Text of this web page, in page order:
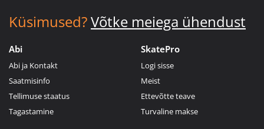
Küsimused?Võtke meiega ühendust
Abi
Abi ja Kontakt
Saatmisinfo
Tellimuse staatus
Tagastamine
SkatePro
Logi sisse
Meist
Ettevõtte teave
Turvaline makse